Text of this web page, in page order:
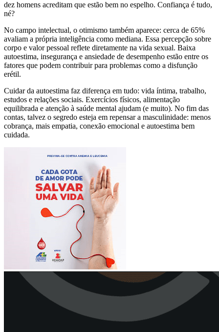
dez homens acreditam que estão bem no espelho. Confiança é tudo,
né?
No campo intelectual, o otimismo também aparece: cerca de 65%
avaliam a própria inteligência como mediana. Essa percepção sobre
corpo e valor pessoal reflete diretamente na vida sexual. Baixa
autoestima, insegurança e ansiedade de desempenho estão entre os
fatores que podem contribuir para problemas como a disfunção
erétil.
Cuidar da autoestima faz diferença em tudo: vida íntima, trabalho,
estudos e relações sociais. Exercícios físicos, alimentação
equilibrada e atenção à saúde mental ajudam (e muito). No fim das
contas, talvez o segredo esteja em repensar a masculinidade: menos
cobrança, mais empatia, conexão emocional e autoestima bem
cuidada.